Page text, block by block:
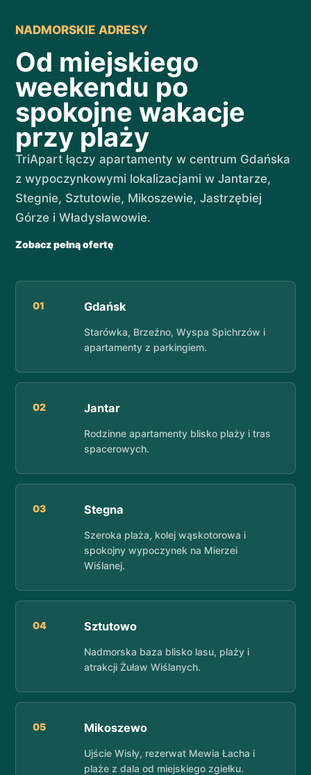
NADMORSKIE ADRESY
Od miejskiego
weekendu po
spokojne wakacje
przy plaży
TriApart łączy apartamenty w centrum Gdańska
z wypoczynkowymi lokalizacjami w Jantarze,
Stegnie, Sztutowie, Mikoszewie, Jastrzębiej
Górze i Władysławowie.
Zobacz pełną ofertę
01 Gdańsk
Starówka, Brzeźno, Wyspa Spichrzów i
apartamenty z parkingiem.
02 Jantar
Rodzinne apartamenty blisko plaży i tras
spacerowych.
03 Stegna
Szeroka plaża, kolej wąskotorowa i
spokojny wypoczynek na Mierzei
Wiślanej.
04 Sztutowo
Nadmorska baza blisko lasu, plaży i
atrakcji Żuław Wiślanych.
05 Mikoszewo
Ujście Wisły, rezerwat Mewia Łacha i
plaże z dala od miejskiego zgiełku.